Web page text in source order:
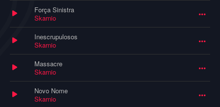
Força Sinistra
Skarnio
Inescrupulosos
Skarnio
Massacre
Skarnio
Novo Nome
Skarnio